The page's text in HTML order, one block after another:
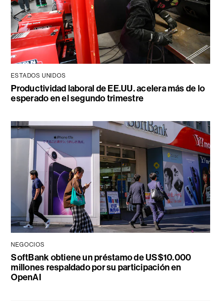
ESTADOS UNIDOS
Productividad laboral de EE.UU. acelera más de lo
esperado en el segundo trimestre
NEGOCIOS
SoftBank obtiene un préstamo de US$10.000
millones respaldado por su participación en
OpenAI